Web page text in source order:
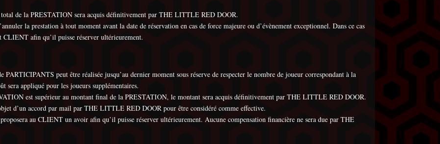
de la PRESTATION sera acquis définitivement par THE LITTLE RED DOOR.
la prestation à tout moment avant la date de réservation en cas de force majeure ou d’évènement exceptionnel. Dans ce cas
afin qu’il puisse réserver ultérieurement.
peut être réalisée jusqu’au dernier moment sous réserve de respecter le nombre de joueur correspondant à la
sera appliqué pour les joueurs supplémentaires.
est supérieur au montant final de la PRESTATION, le montant sera acquis définitivement par THE LITTLE RED DOOR.
d’un accord par mail par THE LITTLE RED DOOR pour être considéré comme effective.
au CLIENT un avoir afin qu’il puisse réserver ultérieurement. Aucune compensation financière ne sera due par THE